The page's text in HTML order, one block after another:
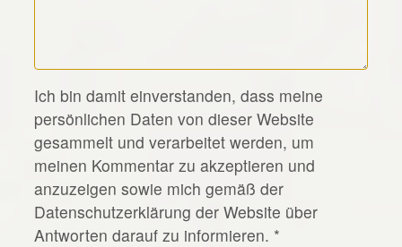
*
Ich bin damit einverstanden, dass meine
persönlichen Daten von dieser Website
gesammelt und verarbeitet werden, um
meinen Kommentar zu akzeptieren und
anzuzeigen sowie mich gemäß der
Datenschutzerklärung der Website über
Antworten darauf zu informieren. *